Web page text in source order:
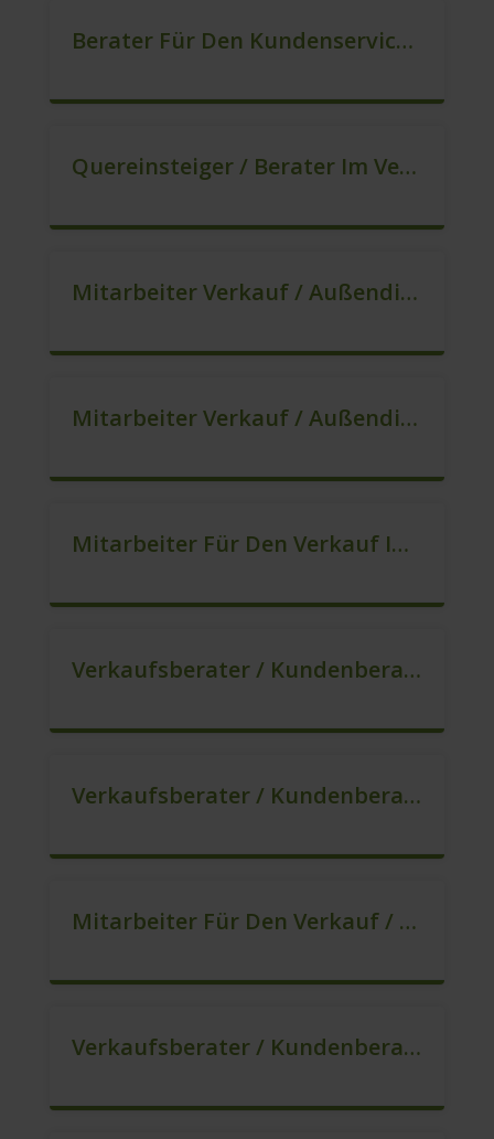
Berater Für Den Kundenservice (m/w/d)
Quereinsteiger / Berater Im Vertrieb – Ab Sofort (m/w/d)
Mitarbeiter Verkauf / Außendienst (m/w/d)
Mitarbeiter Verkauf / Außendienst (m/w/d)
Mitarbeiter Für Den Verkauf In VZ/TZ (m/w/d)
Verkaufsberater / Kundenberater, Auch Ohne Ausbildung Möglich (m/w/d)
Verkaufsberater / Kundenberater In VZ/TZ (m/w/d)
Mitarbeiter Für Den Verkauf / Quereinsteiger (m/w/d)
Verkaufsberater / Kundenberater In VZ/TZ (m/w/d)